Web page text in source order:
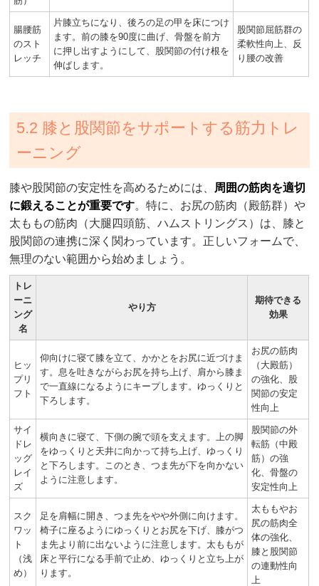
腸腰筋
のスト
レッチ
片膝立ちになり、後ろの足の甲を床につけ
ます。前の膝を90度に曲げ、骨盤を前方
に押し出すようにして、股関節の付け根を
伸ばします。
股関節屈筋群の
柔軟性向上、反
り腰の改善
5.2 膝と股関節をサポートする筋力トレ
ーニング
膝や股関節の安定性を高めるためには、 周囲の筋肉を適切
に鍛えることが重要です。特に、お尻の筋肉（殿筋群）や
太ももの筋肉（大腿四頭筋、ハムストリングス）は、膝と
股関節の連携に深く関わっています。正しいフォームで、
無理のない範囲から始めましょう。
トレ
ーニ
ング
名
やり方
期待できる
効果
ヒッ
プリ
フト
仰向けに寝て膝を立て、かかとをお尻に近づけま
す。息を吐きながらお尻を持ち上げ、肩から膝ま
で一直線になるようにキープします。ゆっくりと
下ろします。
お尻の筋肉
（大殿筋）
の強化、股
関節の安定
性向上
サイ
ドレ
ッグ
レイ
ズ
横向きに寝て、下側の腕で頭を支えます。上の脚
をゆっくりと天井に向かって持ち上げ、ゆっくり
と下ろします。このとき、つま先が下を向かない
ように注意します。
股関節の外
転筋（中殿
筋）の強
化、骨盤の
安定性向上
スク
ワッ
ト
（浅
め）
足を肩幅に開き、つま先をやや外側に向けます。
椅子に座るようにゆっくりとお尻を下げ、膝がつ
ま先より前に出ないように注意します。太ももが
床と平行になる手前で止め、ゆっくりと立ち上が
ります。
太ももやお
尻の筋肉全
体の強化、
膝と股関節
の連動性向
上